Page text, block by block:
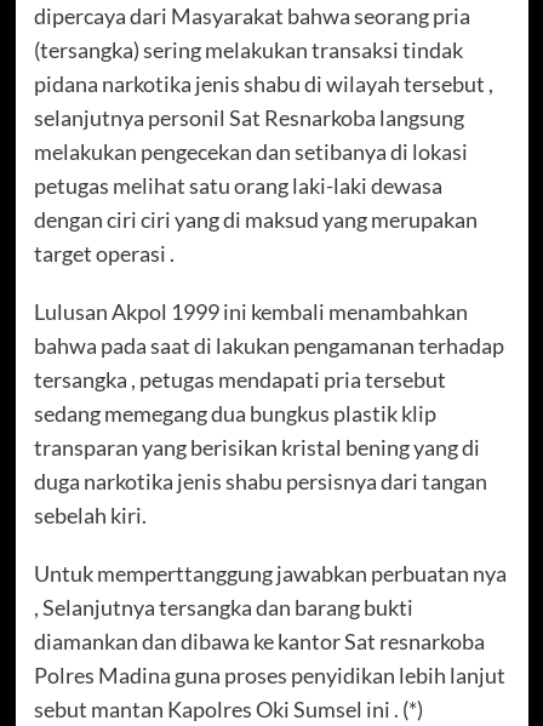
dipercaya dari Masyarakat bahwa seorang pria
(tersangka) sering melakukan transaksi tindak
pidana narkotika jenis shabu di wilayah tersebut ,
selanjutnya personil Sat Resnarkoba langsung
melakukan pengecekan dan setibanya di lokasi
petugas melihat satu orang laki-laki dewasa
dengan ciri ciri yang di maksud yang merupakan
target operasi .
Lulusan Akpol 1999 ini kembali menambahkan
bahwa pada saat di lakukan pengamanan terhadap
tersangka , petugas mendapati pria tersebut
sedang memegang dua bungkus plastik klip
transparan yang berisikan kristal bening yang di
duga narkotika jenis shabu persisnya dari tangan
sebelah kiri.
Untuk memperttanggung jawabkan perbuatan nya
, Selanjutnya tersangka dan barang bukti
diamankan dan dibawa ke kantor Sat resnarkoba
Polres Madina guna proses penyidikan lebih lanjut
sebut mantan Kapolres Oki Sumsel ini . (*)